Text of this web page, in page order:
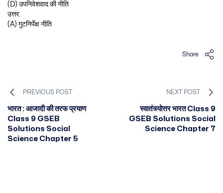
(D) उपनिवेशवाद की नीति
उत्तर:
(A) गुटनिर्पेक्ष नीति
Share
PREVIOUS POST
भारत : आजादी की तरफ प्रयाण
Class 9 GSEB
Solutions Social
Science Chapter 5
NEXT POST
स्वातंत्र्योत्तर भारत Class 9
GSEB Solutions Social
Science Chapter 7